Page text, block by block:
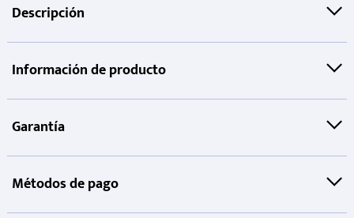
Descripción
Información de producto
Garantía
Métodos de pago